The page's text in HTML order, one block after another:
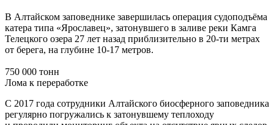
В Алтайском заповеднике завершилась операция судоподъёма
катера типа «Ярославец», затонувшего в заливе реки Камга
Телецкого озера 27 лет назад приблизительно в 20-ти метрах
от берега, на глубине 10-17 метров.
750 000 тонн
Лома к переработке
С 2017 года сотрудники Алтайского биосферного заповедника
регулярно погружались к затонувшему теплоходу